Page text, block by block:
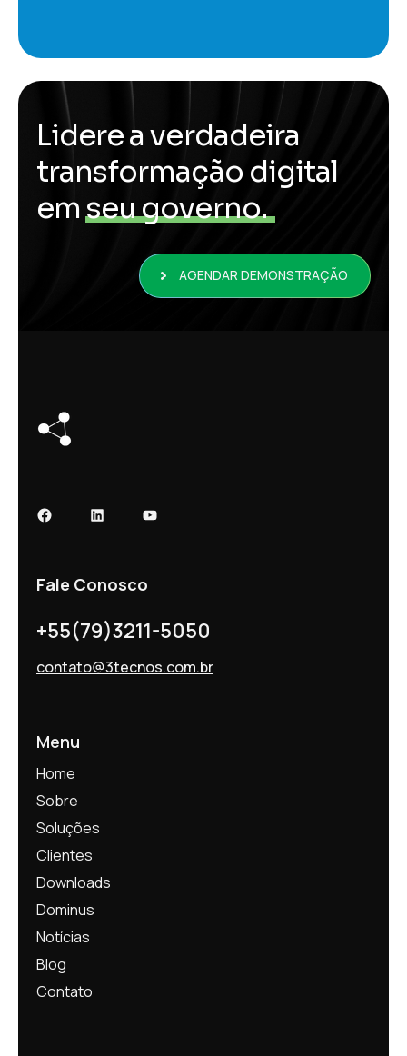
Liderea verdadeira
transformação digital
em seugoverno.
AGENDAR DEMONSTRAÇÃO
Fale Conosco
+55(79)3211-5050
contato@3tecnos.com.br
Menu
Home
Sobre
Soluções
Clientes
Downloads
Dominus
Notícias
Blog
Contato